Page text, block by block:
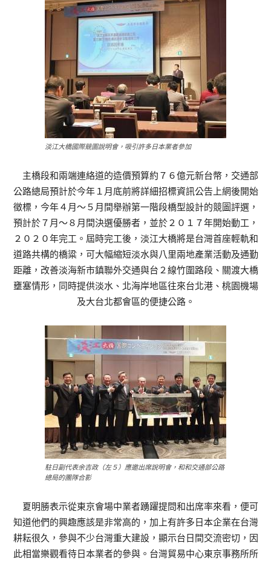
淡江大橋國際競圖說明會，吸引許多日本業者參加
主橋段和兩端連絡道的造價預算約７６億元新台幣，交通部
公路總局預計於今年１月底前將詳細招標資訊公告上網後開始
徵標，今年４月～５月間舉辦第一階段橋型設計的競圖評選，
預計於７月～８月間決選優勝者，並於２０１７年開始動工，
２０２０年完工。屆時完工後，淡江大橋將是台灣首座輕軌和
道路共構的橋粱，可大幅縮短淡水與八里兩地產業活動及通勤
距離，改善淡海新市鎮聯外交通與台２線竹圍路段、關渡大橋
壅塞情形，同時提供淡水、北海岸地區往來台北港、桃園機場
及大台北都會區的便捷公路。
駐日副代表余吉政（左５）應邀出席說明會，和和交通部公路
總局的團隊合影
夏明勝表示從東京會場中業者踴躍提問和出席率來看，便可
知道他們的興趣應該是非常高的，加上有許多日本企業在台灣
耕耘很久，參與不少台灣重大建設，顯示台日間交流密切，因
此相當樂觀看待日本業者的參與。台灣貿易中心東京事務所所